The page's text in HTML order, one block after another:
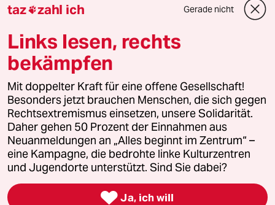
Downloads für Abonnierende
© 2026 taz Verlags und Vertriebs GmbH
Alle Rechte vorbehalten. Bei rechtlichen Fragen oder für Genehmigungen
wenden Sie sich bitte an
lizenzen@taz.de
Feedback Redaktionsstatut Kommune-Richtlinien
Leitlinie Informant Datenschutz Impressum AGB
Seitenwende Einwilligungen widerrufen (Ads)
taz zahl ich Gerade nicht
Links lesen, rechts
bekämpfen
Mit doppelter Kraft für eine offene Gesellschaft!
Besonders jetzt brauchen Menschen, die sich gegen
Rechtsextremismus einsetzen, unsere Solidarität.
Daher gehen 50 Prozent der Einnahmen aus
Neuanmeldungen an „Alles beginnt im Zentrum“ –
eine Kampagne, die bedrohte linke Kulturzentren
und Jugendorte unterstützt. Sind Sie dabei?
 Ja, ich will